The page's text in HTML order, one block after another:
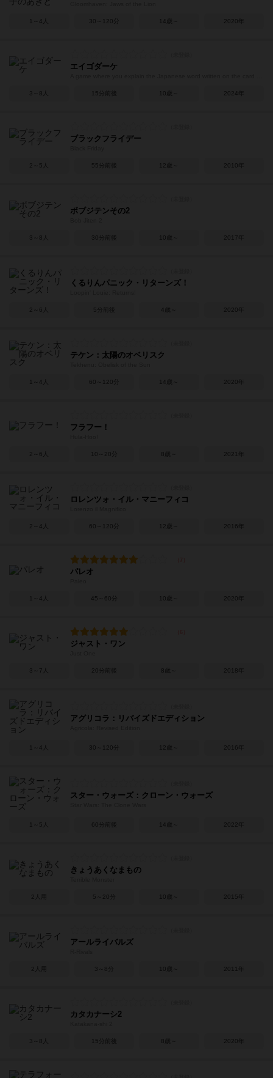
1～4人 30～120分 14歳～ 2020年
エイゴダーケ
3～8人 15分前後 10歳～ 2024年
ブラックフライデー
2～5人 55分前後 12歳～ 2010年
ボブジテンその2
3～8人 30分前後 10歳～ 2017年
くるりんパニック・リターンズ！
2～6人 5分前後 4歳～ 2020年
テケン：太陽のオベリスク
1～4人 60～120分 14歳～ 2020年
フラフー！
2～6人 10～20分 8歳～ 2021年
ロレンツォ・イル・マニーフィコ
2～4人 60～120分 12歳～ 2016年
パレオ
1～4人 45～60分 10歳～ 2020年
ジャスト・ワン
3～7人 20分前後 8歳～ 2018年
アグリコラ：リバイズドエディション
1～4人 30～120分 12歳～ 2016年
スター・ウォーズ：クローン・ウォーズ
1～5人 60分前後 14歳～ 2022年
きょうあくなまもの
2人用 5～20分 10歳～ 2015年
アールライバルズ
2人用 3～8分 10歳～ 2011年
カタカナーシ2
3～8人 15分前後 8歳～ 2020年